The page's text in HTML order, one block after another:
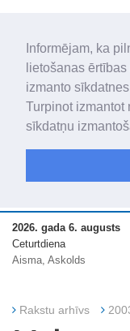
Informējam, ka
lietošanas
izmanto
Turpinot izmantot
sīkdatņu
„Latgales Laiks” iznāk
„Latgales Laiks” latviešu
novadu un apkārtējos
2026. gada 6. augusts
Ceturtdiena
Aisma, Askolds
Rakstu arhīvs